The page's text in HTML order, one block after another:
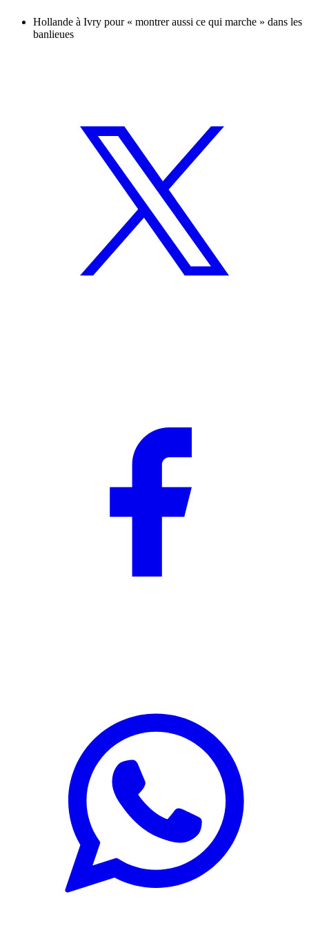
Hollande à Ivry pour « montrer aussi ce qui marche » dans les
banlieues